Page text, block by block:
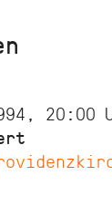
20:00